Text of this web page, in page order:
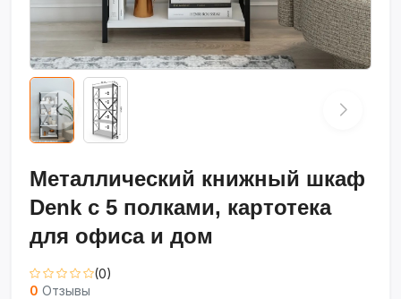
Металлический книжный шкаф
Denk с 5 полками, картотека
для офиса и дом
(0)
0 Отзывы